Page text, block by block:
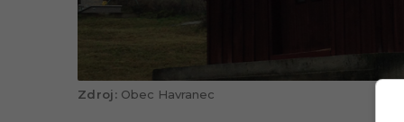
Obec Havranec